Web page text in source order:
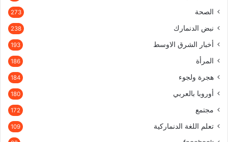
الصحة 273
نبض الدنمارك 238
أخبار الشرق الاوسط 193
المرأة 186
هجرة ولجوء 184
أوروبا بالعربي 180
مجتمع 172
تعلم اللغة الدنماركية 109